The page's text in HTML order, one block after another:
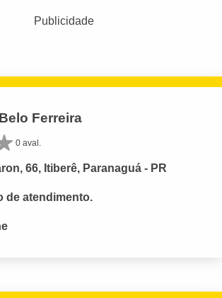
Publicidade
Ferreira
0 aval.
66, Itiberê, Paranaguá - PR
de atendimento.